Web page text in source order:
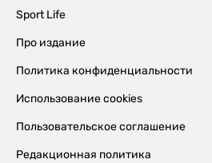
Sport Life
Про издание
Политика конфиденциальности
Использование cookies
Пользовательское соглашение
Редакционная политика